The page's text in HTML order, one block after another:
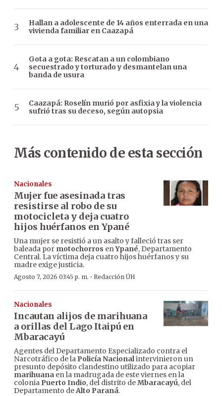
Hallan a adolescente de 14 años enterrada en una
vivienda familiar en Caazapá
Gota a gota: Rescatan a un colombiano
secuestrado y torturado y desmantelan una
banda de usura
Caazapá: Roselín murió por asfixia y la violencia
sufrió tras su deceso, según autopsia
Más contenido de esta sección
Nacionales
Mujer fue asesinada tras
resistirse al robo de su
motocicleta y deja cuatro
hijos huérfanos en Ypané
Una mujer se resistió a un asalto y falleció tras ser
baleada por motochorros enYpané, Departamento
Central. La víctima deja cuatro hijos huérfanos y su
madre exige justicia.
Agosto 7, 2026 03:45 p. m. · Redacción ÚH
Nacionales
Incautan alijos de marihuana
a orillas del Lago Itaipú en
Mbaracayú
Agentes del Departamento Especializado contra el
Narcotráfico de la Policía Nacionalintervinieron un
presunto depósito clandestino utilizado para acopiar
marihuana en la madrugada de este viernes en la
colonia Puerto Indio, del distrito deMbaracayú, del
Departamento deAlto Paraná.